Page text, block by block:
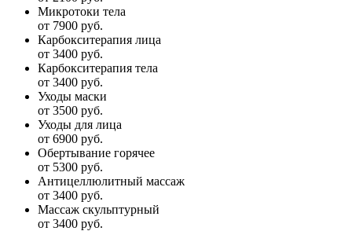
Микротоки тела
от 7900 руб.
Карбокситерапия лица
от 3400 руб.
Карбокситерапия тела
от 3400 руб.
Уходы маски
от 3500 руб.
Уходы для лица
от 6900 руб.
Обертывание горячее
от 5300 руб.
Антицеллюлитный массаж
от 3400 руб.
Массаж скульптурный
от 3400 руб.